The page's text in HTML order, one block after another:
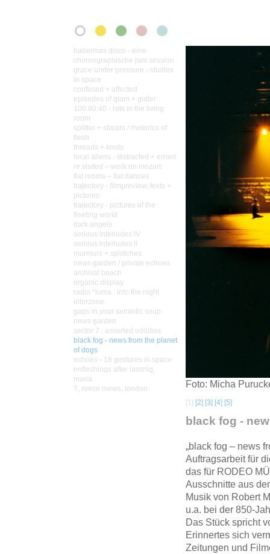
habermas disco - eine
choreographische jam session
grace under pressure - studies
in space
confused + affected
episodes of glam + gutter
100.80.40 - rats in the living
room
splitter + stream / rhetorics of
flesh
threads + knots
local aliens - distracted + errant
re.visited – work on mozart
flat rooms – flat dances
trajectory - filmpreview, texts +
pictures
trajectory - pictures of the
fleeting world
dark angels
serious interludes IV
serious interludes II
murmurs + splotches
news garden / private echoes
archival beach
organic display
radio *luma : into the night
interzone
gaps in your semiotic soup
news garden
sector 7 : assorted oddities
black fog - news from the planet
of dogs
echoes - 18 gestures in space
enfleshings after lassnig,
maria
7, reece mews, london
Foto: Micha
[1] [2] [3] [4] [5]
black fog -
„black fog – news
Auftragsarbeit für
das für RODEO
Ausschnitte aus
Musik von Robert
u.a. bei der 850-
Das Stück spricht
Erinnertes sich
Zeitungen und